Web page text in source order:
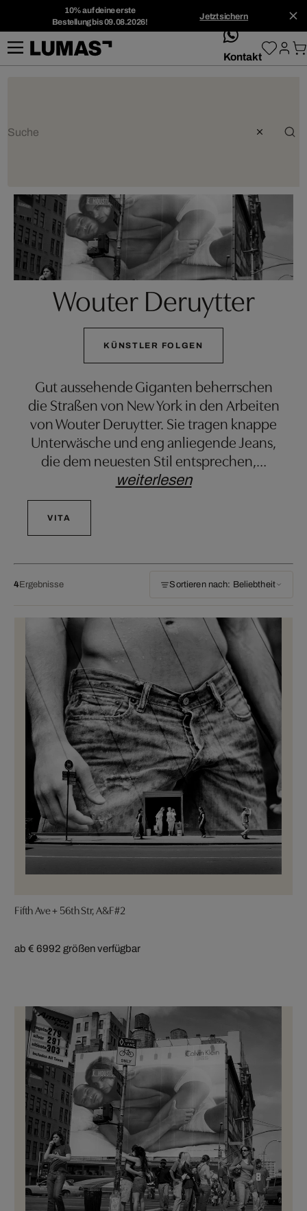
10% auf deine erste
Bestellung bis 09.08.2026!
Jetzt sichern
whatsApp
Kontakt
Wouter Deruytter
KÜNSTLER FOLGEN
Gut aussehende Giganten beherrschen
die Straßen von New York in den Arbeiten
von Wouter Deruytter. Sie tragen knappe
Unterwäsche und eng anliegende Jeans,
die dem neuesten Stil entsprechen,…
weiterlesen
VITA
4Ergebnisse Sortieren nach: Beliebtheit
Fifth Ave + 56th Str, A&F#2
ab € 6992 größen verfügbar